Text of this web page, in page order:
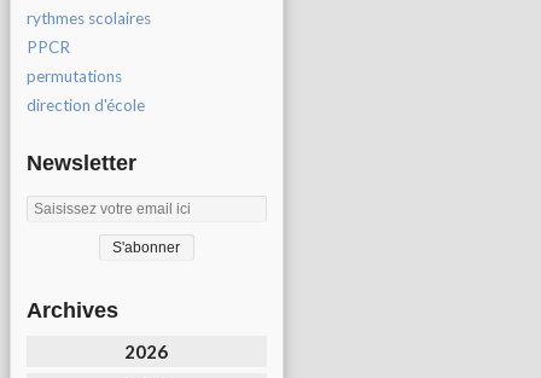
rythmes scolaires
PPCR
permutations
direction d'école
Newsletter
Archives
2026